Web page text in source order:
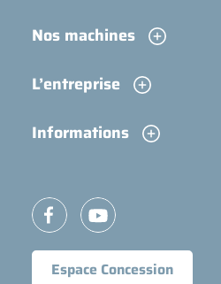
Nos machines
L’entreprise
Informations
Espace Concession